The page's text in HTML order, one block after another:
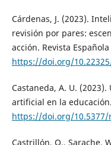
Cárdenas, J. (2023).
revisión por pares:
acción. Revista
https://doi.org/
Castaneda, A. U.
artificial en la
https://doi.org/10.5377/
Castrillón, O., Sarache,